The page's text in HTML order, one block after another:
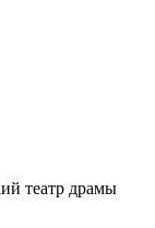
театр драмы